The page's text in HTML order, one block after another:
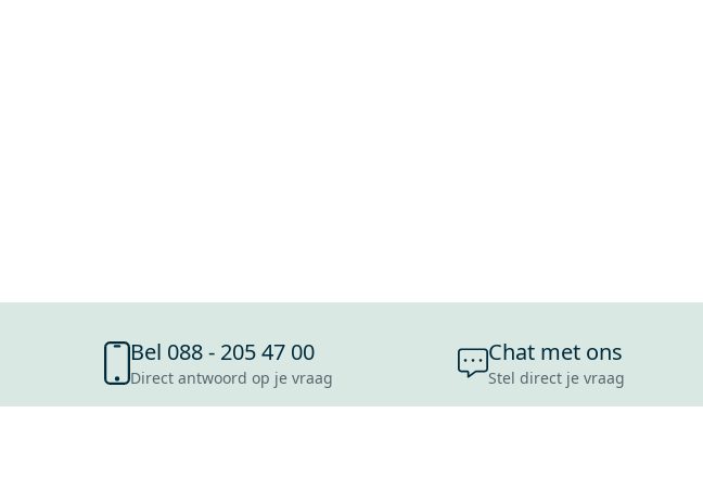
Bel 088 - 205 47 00
Direct antwoord op je vraag
Chat met ons
Stel direct je vraag